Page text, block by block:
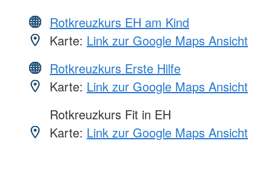
Rotkreuzkurs EH am Kind
Karte: Link zur Google Maps Ansicht
Rotkreuzkurs Erste Hilfe
Karte: Link zur Google Maps Ansicht
Rotkreuzkurs Fit in EH
Karte: Link zur Google Maps Ansicht